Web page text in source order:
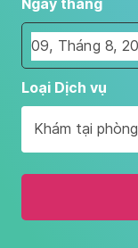
Ngày tháng
Navigate
forward
interact
with
the
and
Loại Dịch vụ
Khám tại